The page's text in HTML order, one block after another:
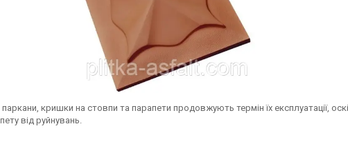
кришки на стовпи та парапети продовжують термін їх експлуатації,
від руйнувань.